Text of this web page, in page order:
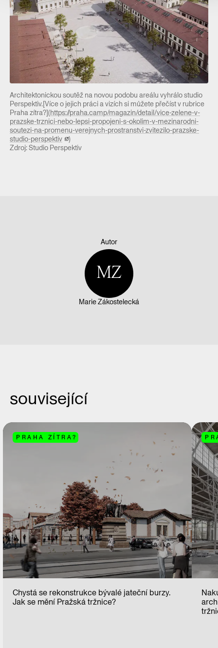
Architektonickou soutěž na novou podobu areálu vyhrálo studio
Perspektiv.[Více o jejich práci a vizích si můžete přečíst v rubrice
Praha zítra?](https://praha.camp/magazin/detail/vice-zelene-v-
prazske-trznici-nebo-lepsi-propojeni-s-okolim-v-mezinarodni-
soutezi-na-promenu-verejnych-prostranstvi-zvitezilo-prazske-
studio-perspektiv
)
Zdroj: Studio Perspektiv
Autor
MZ
Marie Zákostelecká
související
PRAHA ZÍTRA?
Chystá se rekonstrukce bývalé jateční burzy.
Jak se mění Pražská tržnice?